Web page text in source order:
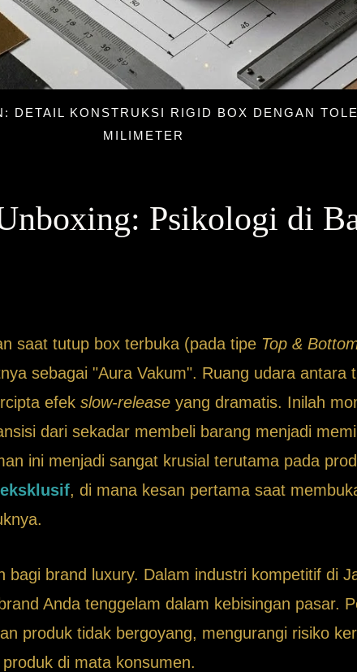
DETAIL KONSTRUKSI RIGID BOX DENGAN
MILIMETER
Psikologi di
saat tutup box terbuka (pada tipe Top &
sebagai "Aura Vakum". Ruang udara antara
efek slow-release yang dramatis. Inilah
dari sekadar membeli barang menjadi
ini menjadi sangat krusial terutama pada
, di mana kesan pertama saat
bagi brand luxury. Dalam industri kompetitif di
Anda tenggelam dalam kebisingan pasar.
produk tidak bergoyang, mengurangi risiko
di mata konsumen.